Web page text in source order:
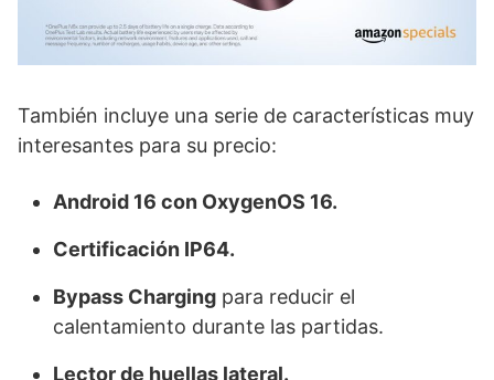
También incluye una serie de características muy
interesantes para su precio:
Android 16 con OxygenOS 16.
Certificación IP64.
Bypass Charging para reducir el
calentamiento durante las partidas.
Lector de huellas lateral.